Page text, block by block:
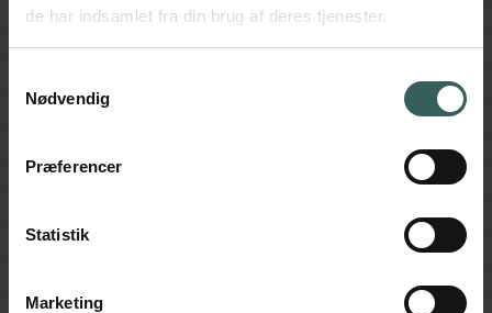
de har indsamlet fra din brug af deres tjenester.
Nødvendig
Præferencer
Statistik
Marketing